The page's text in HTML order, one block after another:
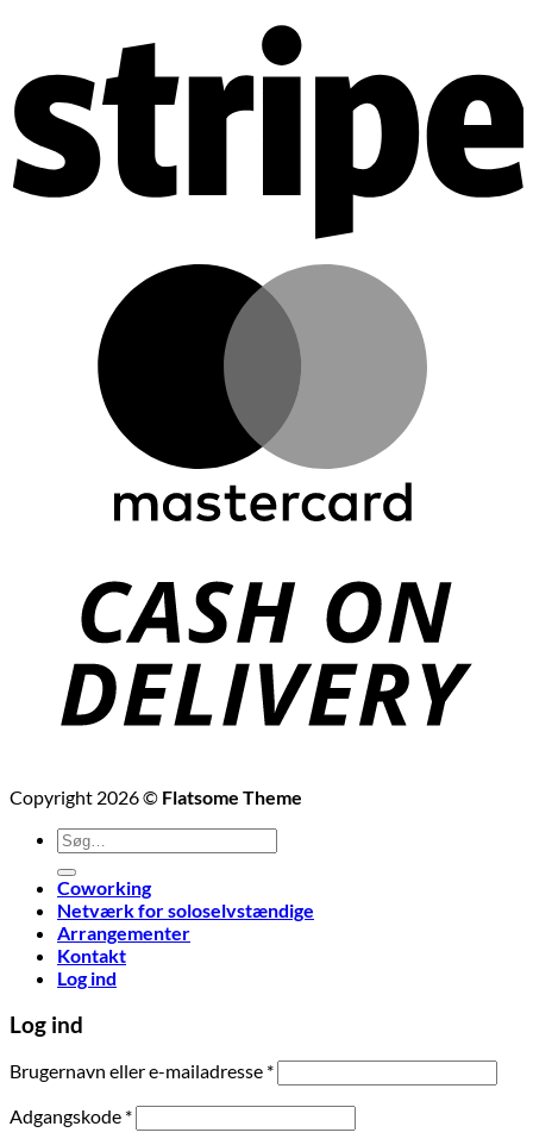
Copyright 2026 © Flatsome Theme
Søg
efter:
Coworking
Netværk for soloselvstændige
Arrangementer
Kontakt
Log ind
Log ind
Brugernavn eller e-mailadresse *Påkrævet
Adgangskode *Påkrævet